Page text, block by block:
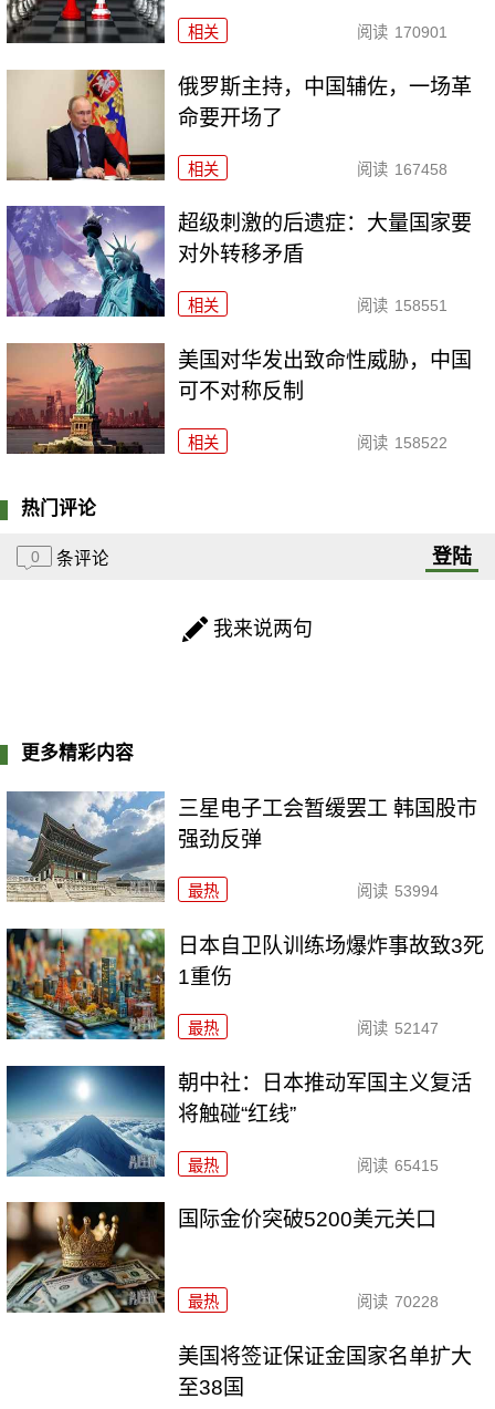
相关 阅读 170901
俄罗斯主持，中国辅佐，一场革
命要开场了
相关 阅读 167458
超级刺激的后遗症：大量国家要
对外转移矛盾
相关 阅读 158551
美国对华发出致命性威胁，中国
可不对称反制
相关 阅读 158522
热门评论
0 条评论 登陆
我来说两句
更多精彩内容
三星电子工会暂缓罢工 韩国股市
强劲反弹
最热 阅读 53994
日本自卫队训练场爆炸事故致3死
1重伤
最热 阅读 52147
朝中社：日本推动军国主义复活
将触碰“红线”
最热 阅读 65415
国际金价突破5200美元关口
最热 阅读 70228
美国将签证保证金国家名单扩大
至38国